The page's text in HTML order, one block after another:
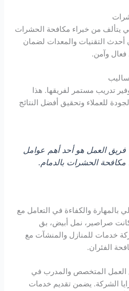
يتألف من خبراء مكافحة الحشرات
التقنيات والمعدات لضمان
وآمن.
تدريب مستمر لفريقها. هذا
للعملاء وتحقيق أفضل النتائج
فريق العمل هو أحد أهم عوامل
الحشرات بالدمام.
بالمهارة والكفاءة في التعامل مع
صراصير، نمل أبيض، بق
خدمات للمنازل والمنشآت مع
الفئران.
العمل المتخصص والمدرب في
الشركة. يضمن تقديم خدمات